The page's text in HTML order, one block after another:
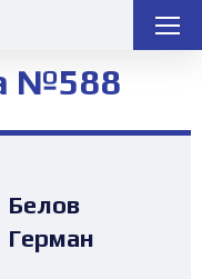
№588
Белов
Герман